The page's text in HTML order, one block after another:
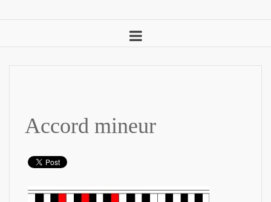
Accord mineur